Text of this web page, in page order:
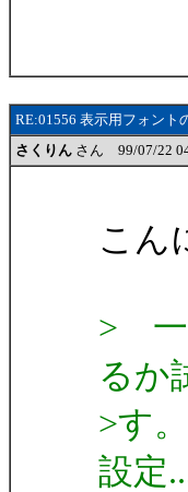
RE:01556 表示用フォント
さくりん さん 99/07/22
こん
> 一
るか
>す
設定